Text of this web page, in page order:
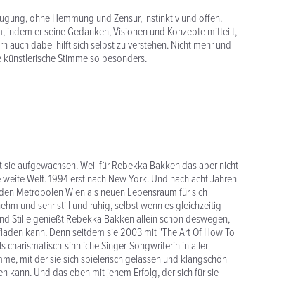
ohne Hemmung und Zensur, instinktiv und offen.
indem er seine Gedanken, Visionen und Konzepte mitteilt,
auch dabei hilft sich selbst zu verstehen. Nicht mehr und
Stimme so besonders.
aufgewachsen. Weil für Rebekka Bakken das aber nicht
Welt. 1994 erst nach New York. Und nach acht Jahren
Metropolen Wien als neuen Lebensraum für sich
und sehr still und ruhig, selbst wenn es gleichzeitig
Stille genießt Rebekka Bakken allein schon deswegen,
kann. Denn seitdem sie 2003 mit "The Art Of How To
charismatisch-sinnliche Singer-Songwriterin in aller
mit der sie sich spielerisch gelassen und klangschön
kann. Und das eben mit jenem Erfolg, der sich für sie